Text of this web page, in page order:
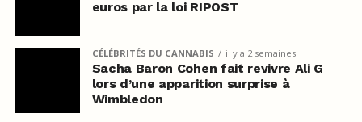
euros par la loi RIPOST
CÉLÉBRITÉS DU CANNABIS il y a 2 semaines
Sacha Baron Cohen fait revivre Ali G
lors d’une apparition surprise à
Wimbledon